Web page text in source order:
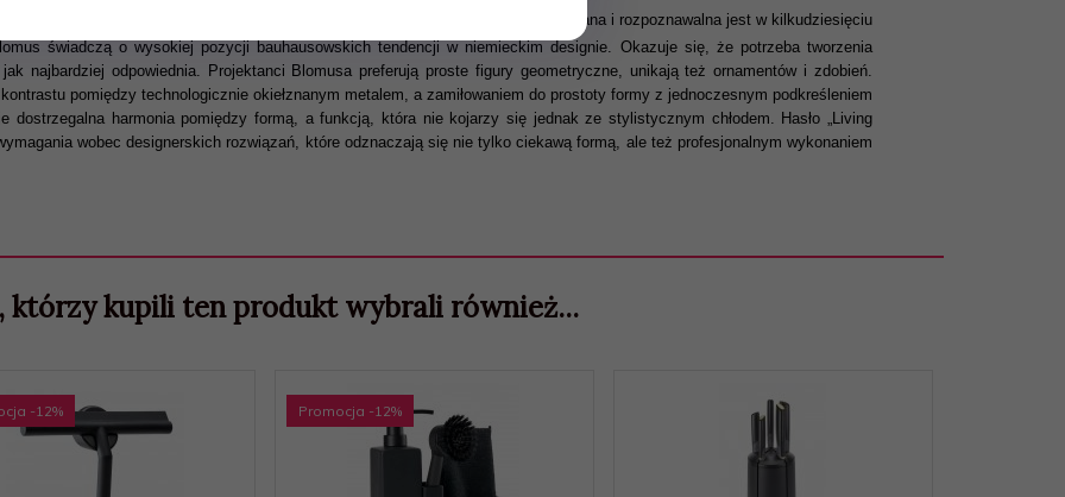
jakości stali nierdzewnej 18/10 wytwarzanych przez firmę sks designe. Marka znana i rozpoznawalna jest w kilkudziesięciu
świadczą o wysokiej pozycji bauhausowskich tendencji w niemieckim designie. Okazuje się, że potrzeba tworzenia
najbardziej odpowiednia. Projektanci Blomusa preferują proste figury geometryczne, unikają też ornamentów i zdobień.
pomiędzy technologicznie okiełznanym metalem, a zamiłowaniem do prostoty formy z jednoczesnym podkreśleniem
dostrzegalna harmonia pomiędzy formą, a funkcją, która nie kojarzy się jednak ze stylistycznym chłodem. Hasło „Living
wobec designerskich rozwiązań, które odznaczają się nie tylko ciekawą formą, ale też profesjonalnym wykonaniem
którzy kupili ten produkt wybrali również...
-12% Promocja -12%